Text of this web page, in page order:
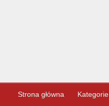
Strona główna Kategorie